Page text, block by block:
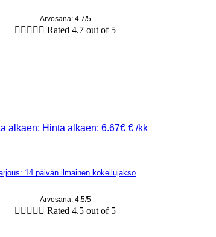
Arvosana: 4.7/5
     Rated 4.7 out of 5
alkaen: Hinta alkaen: 6.67€ € /kk
14 päivän ilmainen kokeilujakso
Arvosana: 4.5/5
     Rated 4.5 out of 5